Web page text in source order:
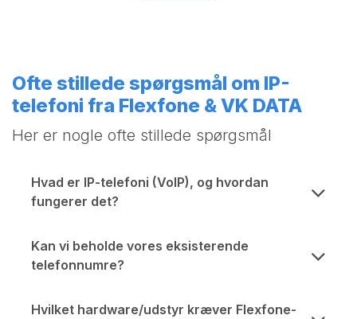
Ofte stillede spørgsmål om IP-
telefoni fra Flexfone & VK DATA
Her er nogle ofte stillede spørgsmål
Hvad er IP-telefoni (VoIP), og hvordan
fungerer det?
Kan vi beholde vores eksisterende
telefonnumre?
Hvilket hardware/udstyr kræver Flexfone-